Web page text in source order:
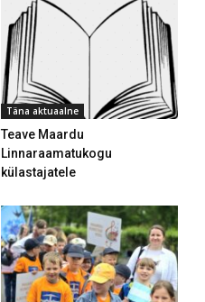
Täna aktuaalne
Teave Maardu
Linnaraamatukogu
külastajatele